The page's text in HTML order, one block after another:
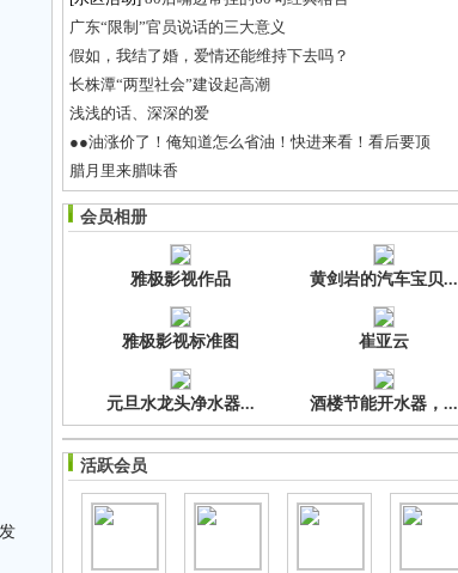
广东“限制”官员说话的三大意义
假如，我结了婚，爱情还能维持下去吗？
长株潭“两型社会”建设起高潮
浅浅的话、深深的爱
●●油涨价了！俺知道怎么省油！快进来看！看后要顶
腊月里来腊味香
真正的免费2G美国空间-特价空间网
21岁的大学生应该懂得的
会员相册
雅极影视作品 黄剑岩的汽车宝贝...
雅极影视标准图 崔亚云
元旦水龙头净水器... 酒楼节能开水器，...
活跃会员